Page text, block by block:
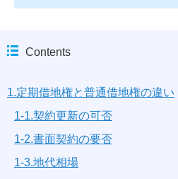
Contents
1.定期借地権と普通借地権の違い
1-1.契約更新の可否
1-2.書面契約の要否
1-3.地代相場